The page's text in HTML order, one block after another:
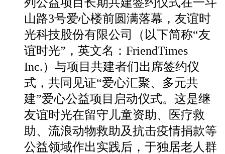
山路3号爱心楼前圆满落幕，友谊时
光科技股份有限公司（以下简称“友
谊时光”，英文名：FriendTimes
Inc.）与项目共建者们出席签约仪
式，共同见证“爱心汇聚、多元共
建”爱心公益项目启动仪式。这是继
友谊时光在留守儿童资助、医疗救
助、流浪动物救助及抗击疫情捐款等
公益领域作出实践后，于独居老人群